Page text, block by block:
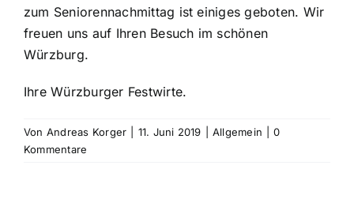
zum Seniorennachmittag ist einiges geboten. Wir
freuen uns auf Ihren Besuch im schönen
Würzburg.
Ihre Würzburger Festwirte.
Von Andreas Korger 11. Juni 2019 Allgemein
0
Kommentare